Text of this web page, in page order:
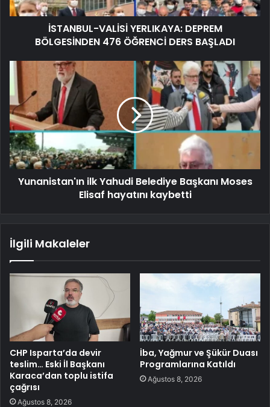
İSTANBUL-VALİSİ YERLIKAYA: DEPREM
BÖLGESİNDEN 476 ÖĞRENCİ DERS BAŞLADI
Yunanistan'ın ilk Yahudi Belediye Başkanı Moses
Elisaf hayatını kaybetti
İlgili Makaleler
CHP Isparta’da devir
teslim… Eski İl Başkanı
Karaca’dan toplu istifa
çağrısı
Ağustos 8, 2026
İba, Yağmur ve Şükür Duası
Programlarına Katıldı
Ağustos 8, 2026